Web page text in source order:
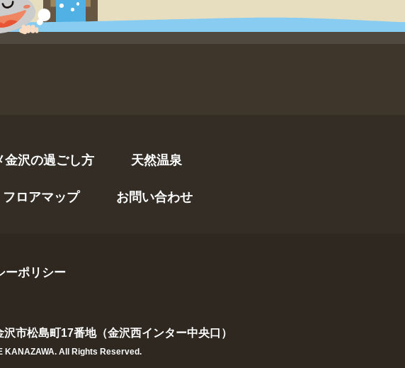
金沢の過ごし方 天然温泉
フロアマップ お問い合わせ
ーポリシー
沢市松島町17番地（金沢西インター中央口）
All Rights Reserved.